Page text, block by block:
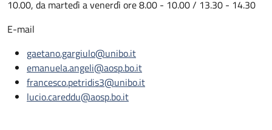
10.00, da martedì a venerdì ore 8.00 - 10.00 / 13.30 - 14.30
E-mail
gaetano.gargiulo@unibo.it
emanuela.angeli@aosp.bo.it
francesco.petridis3@unibo.it
lucio.careddu@aosp.bo.it